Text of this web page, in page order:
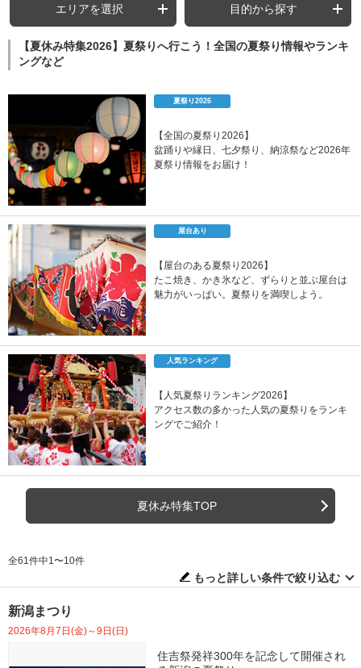
エリアを選択 目的から探す
【夏休み特集2026】夏祭りへ行こう！全国の夏祭り情報やランキ
ングなど
夏祭り2026
【全国の夏祭り2026】
盆踊りや縁日、七夕祭り、納涼祭など2026年
夏祭り情報をお届け！
屋台あり
【屋台のある夏祭り2026】
たこ焼き、かき氷など、ずらりと並ぶ屋台は
魅力がいっぱい。夏祭りを満喫しよう。
人気ランキング
【人気夏祭りランキング2026】
アクセス数の多かった人気の夏祭りをランキ
ングでご紹介！
夏休み特集TOP
全61件中1〜10件
もっと詳しい条件で絞り込む
新潟まつり
2026年8月7日(金)～9日(日)
住吉祭発祥300年を記念して開催され